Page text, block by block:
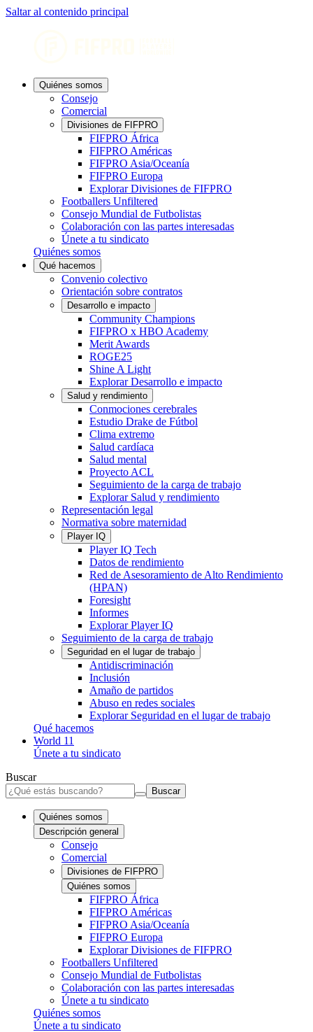
Saltar al contenido principal
Quiénes somos
Consejo
Comercial
Divisiones de FIFPRO
FIFPRO África
FIFPRO Américas
FIFPRO Asia/Oceanía
FIFPRO Europa
Explorar Divisiones de FIFPRO
Footballers Unfiltered
Consejo Mundial de Futbolistas
Colaboración con las partes interesadas
Únete a tu sindicato
Quiénes somos
Qué hacemos
Convenio colectivo
Orientación sobre contratos
Desarrollo e impacto
Community Champions
FIFPRO x HBO Academy
Merit Awards
ROGE25
Shine A Light
Explorar Desarrollo e impacto
Salud y rendimiento
Conmociones cerebrales
Estudio Drake de Fútbol
Clima extremo
Salud cardíaca
Salud mental
Proyecto ACL
Seguimiento de la carga de trabajo
Explorar Salud y rendimiento
Representación legal
Normativa sobre maternidad
Player IQ
Player IQ Tech
Datos de rendimiento
Red de Asesoramiento de Alto Rendimiento
(HPAN)
Foresight
Informes
Explorar Player IQ
Seguimiento de la carga de trabajo
Seguridad en el lugar de trabajo
Antidiscriminación
Inclusión
Amaño de partidos
Abuso en redes sociales
Explorar Seguridad en el lugar de trabajo
Qué hacemos
World 11
Únete a tu sindicato
Buscar
Buscar
Quiénes somos
Descripción general
Consejo
Comercial
Divisiones de FIFPRO
Quiénes somos
FIFPRO África
FIFPRO Américas
FIFPRO Asia/Oceanía
FIFPRO Europa
Explorar Divisiones de FIFPRO
Footballers Unfiltered
Consejo Mundial de Futbolistas
Colaboración con las partes interesadas
Únete a tu sindicato
Quiénes somos
Únete a tu sindicato